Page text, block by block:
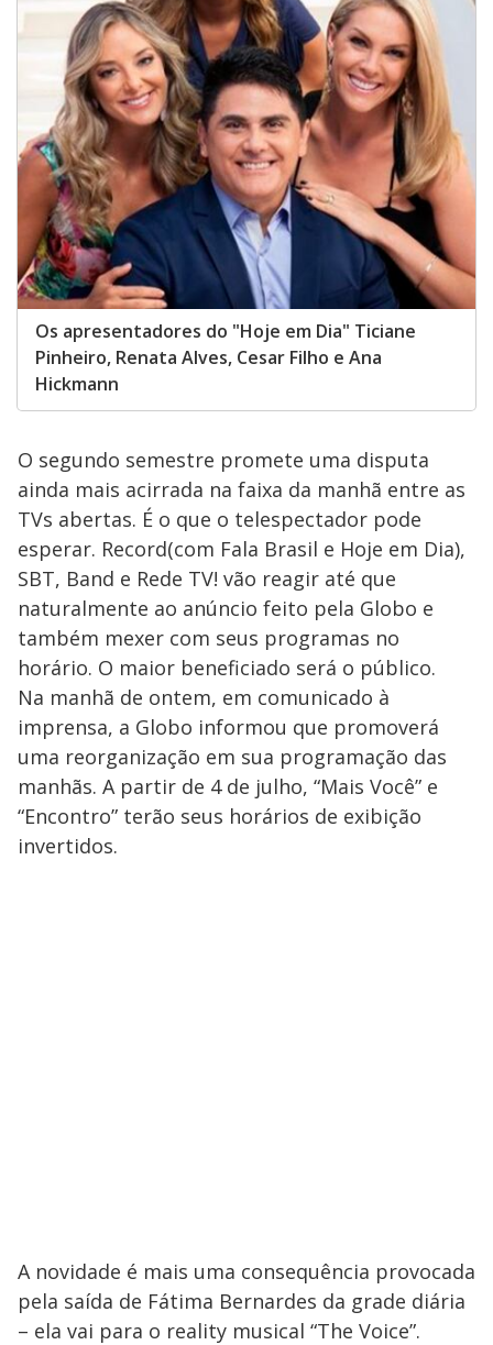
Os apresentadores do "Hoje em Dia" Ticiane
Pinheiro, Renata Alves, Cesar Filho e Ana
Hickmann
O segundo semestre promete uma disputa
ainda mais acirrada na faixa da manhã entre as
TVs abertas. É o que o telespectador pode
esperar. Record(com Fala Brasil e Hoje em Dia),
SBT, Band e Rede TV! vão reagir até que
naturalmente ao anúncio feito pela Globo e
também mexer com seus programas no
horário. O maior beneficiado será o público.
Na manhã de ontem, em comunicado à
imprensa, a Globo informou que promoverá
uma reorganização em sua programação das
manhãs. A partir de 4 de julho, “Mais Você” e
“Encontro” terão seus horários de exibição
invertidos.
A novidade é mais uma consequência provocada
pela saída de Fátima Bernardes da grade diária
– ela vai para o reality musical “The Voice”.